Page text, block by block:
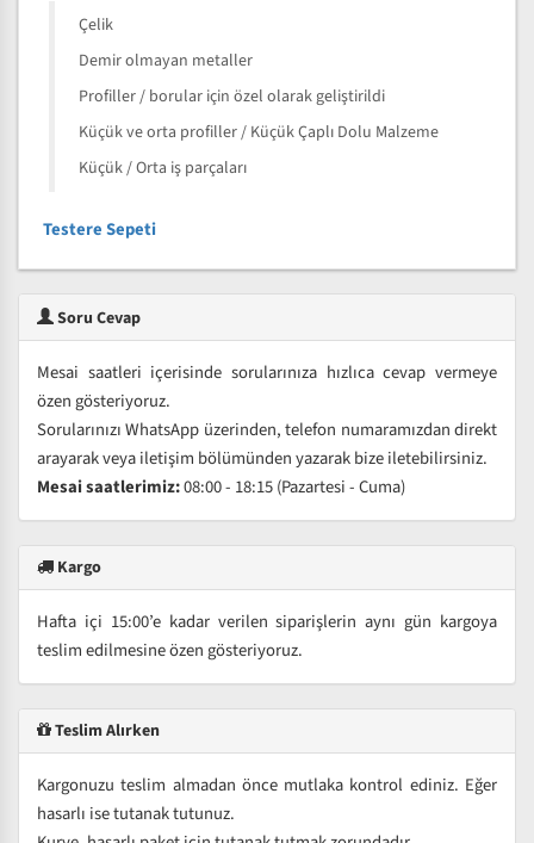
Çelik
Demir olmayan metaller
Profiller / borular için özel olarak geliştirildi
Küçük ve orta profiller / Küçük Çaplı Dolu Malzeme
Küçük / Orta iş parçaları
Testere Sepeti
Soru Cevap
Mesai saatleri içerisinde sorularınıza hızlıca cevap vermeye
özen gösteriyoruz.
Sorularınızı WhatsApp üzerinden, telefon numaramızdan direkt
arayarak veya iletişim bölümünden yazarak bize iletebilirsiniz.
Mesai saatlerimiz:08:00 - 18:15 (Pazartesi - Cuma)
Kargo
Hafta içi 15:00’e kadar verilen siparişlerin aynı gün kargoya
teslim edilmesine özen gösteriyoruz.
Teslim Alırken
Kargonuzu teslim almadan önce mutlaka kontrol ediniz. Eğer
hasarlı ise tutanak tutunuz.